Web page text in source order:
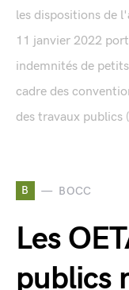
les dispositions de
11 janvier 2022
indemnités de
cadre des
des travaux publics
B BOCC
Les
publics